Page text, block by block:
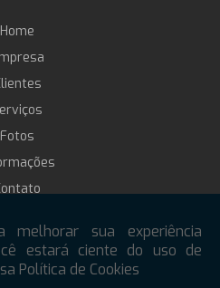
Home
Fotos
do site